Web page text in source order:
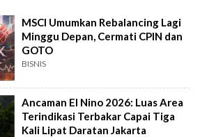
MSCI Umumkan Rebalancing Lagi
Minggu Depan, Cermati CPIN dan
GOTO
BISNIS
Ancaman El Nino 2026: Luas Area
Terindikasi Terbakar Capai Tiga
Kali Lipat Daratan Jakarta